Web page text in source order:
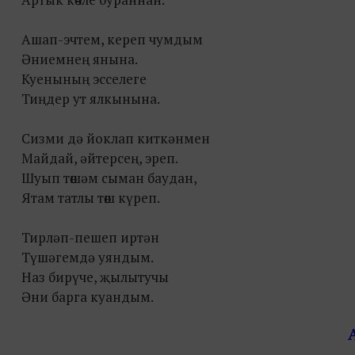
Ашап-эчтем, кереп чумдым
Әниемнең янына.
Куенының эсселеге
Тиңдер ут ялкынына.
Сизми дә йоклап киткәнмен
Майдай, әйтерсең, эреп.
Шуып төшәм сыман баудан,
Ятам татлы төш күреп.
Тирләп-пешеп иртән
Түшәгемдә уяндым.
Наз бирүче, җылытучы
Әни барга куандым.